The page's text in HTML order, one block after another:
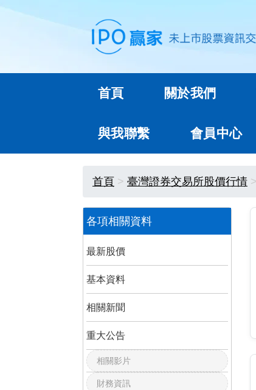
首頁 關於我們
與我聯繫 會員中心
首頁 臺灣證券交易所股價行情
各項相關資料
最新股價
基本資料
相關新聞
重大公告
相關影片
財務資訊